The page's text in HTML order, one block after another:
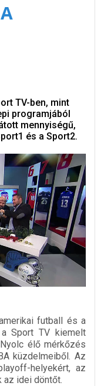
TV-ben, mint
programjából
mennyiségű,
és a Sport2.
futball és a
Sport TV kiemelt
élő mérkőzés
küzdelmeiből. Az
helyekért, az
az idei döntőt.